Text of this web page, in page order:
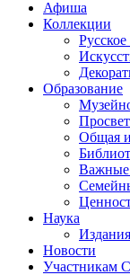
Афиша
Коллекции
Образование
Общая
Важные
Наука
Издания
Новости
Участникам